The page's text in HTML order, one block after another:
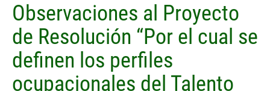
Observaciones al Proyecto
de Resolución “Por el cual se
definen los perfiles
ocupacionales del Talento